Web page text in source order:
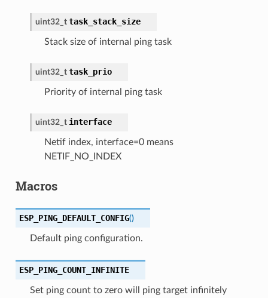
uint32_t task_stack_size
Stack size of internal ping task
uint32_t task_prio
Priority of internal ping task
uint32_t interface
Netif index, interface=0 means
NETIF_NO_INDEX
Macros
ESP_PING_DEFAULT_CONFIG()
Default ping configuration.
ESP_PING_COUNT_INFINITE
Set ping count to zero will ping target infinitely